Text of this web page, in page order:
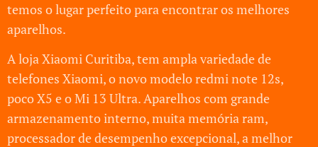
temos o lugar perfeito para encontrar os melhores
aparelhos.
A loja Xiaomi Curitiba, tem ampla variedade de
telefones Xiaomi, o novo modelo redmi note 12s,
poco X5 e o Mi 13 Ultra. Aparelhos com grande
armazenamento interno, muita memória ram,
processador de desempenho excepcional, a melhor